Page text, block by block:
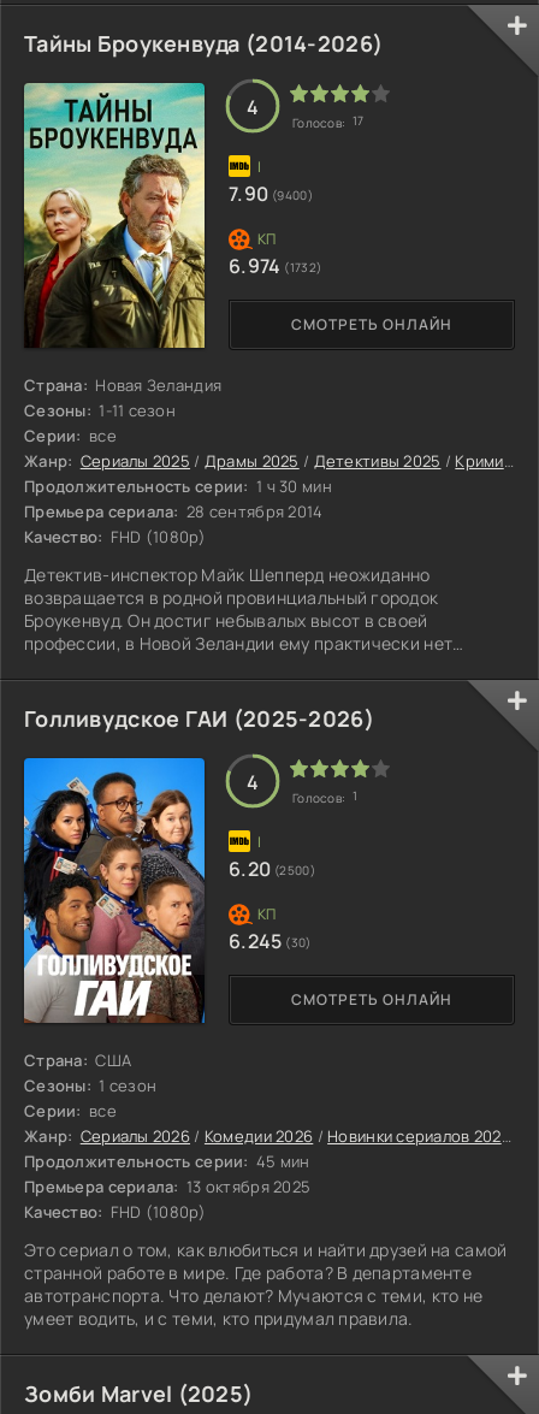
со своим младшим сыном Шоном, который начинает в
Бостоне карьеру.
Тайны Броукенвуда (2014-2026)
Страна: Новая Зеландия
Сезоны: 1-11 сезон
Серии: все
Жанр: Сериалы 2025 / Драмы 2025 / Детективы 2025 / Криминальные сериалы 2025
Продолжительность серии: 1 ч 30 мин
Премьера сериала: 28 сентября 2014
Качество: FHD (1080p)
Детектив-инспектор Майк Шепперд неожиданно
возвращается в родной провинциальный городок
Броукенвуд. Он достиг небывалых высот в своей
профессии, в Новой Зеландии ему практически нет
даже самого изощренного преступника. Будучи
человеком добродушным, он без труда находит общий
язык как со своими коллегами, так и с подозреваемыми,
столь редкое качество позволяет ему блестяще
проводить допросы. В Броукенвуде он знакомится со
своим новым напарником
СМОТРЕТЬ ОНЛАЙН
4
Голосов: 17
7.90 (9400)
6.974 (1732)
Голливудское ГАИ (2025-2026)
Страна: США
Сезоны: 1 сезон
Серии: все
Жанр: Сериалы 2026 / Комедии 2026 / Новинки сериалов 2026
Продолжительность серии: 45 мин
Премьера сериала: 13 октября 2025
Качество: FHD (1080p)
Это сериал о том, как влюбиться и найти друзей на самой
странной работе в мире. Где работа? В департаменте
автотранспорта. Что делают? Мучаются с теми, кто не
умеет водить, и с теми, кто придумал правила.
СМОТРЕТЬ ОНЛАЙН
4
Голосов: 1
6.20 (2500)
6.245 (30)
Зомби Marvel (2025)